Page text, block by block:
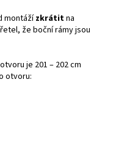
montážízkrátitna
že boční rámy jsou
je 201 – 202 cm
otvoru: